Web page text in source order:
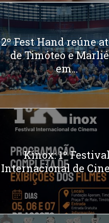
2º Fest Hand reúne
de Timóteo e
em...
Kinox: 1º Festival
Internacional de